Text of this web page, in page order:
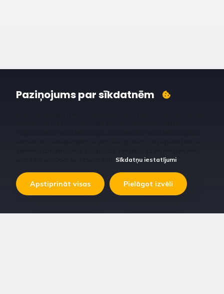
Paziņojums par sīkdatnēm
Sīkdatņu iestatījumi
Apstiprināt visas Pielāgot izvēli